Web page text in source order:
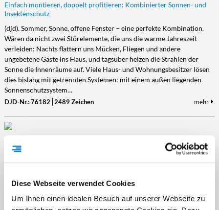
Diese Webseite verwendet Cookies
Um Ihnen einen idealen Besuch auf unserer Webseite zu
Einfach montieren, doppelt profitieren: Kombinierter Sonnen- und
Insektenschutz
(djd). Sommer, Sonne, offene Fenster – eine perfekte Kombination.
Wären da nicht zwei Störelemente, die uns die warme Jahreszeit
verleiden: Nachts flattern uns Mücken, Fliegen und andere
ungebetene Gäste ins Haus, und tagsüber heizen die Strahlen der
Sonne die Innenräume auf. Viele Haus- und Wohnungsbesitzer lösen
dies bislang mit getrennten Systemen: mit einem außen liegenden
Sonnenschutzsystem…
DJD-Nr.: 76182 2489 Zeichen mehr
Warum Schallschutz bei Neubau und Sanierung immer mitgedacht
werden sollte
Rasenmäher aus der Nachbarschaft: Lärm gehört für viele Menschen
zum Alltag. Nach Angaben des Umweltbundesamtes sind in
Deutschland nachts 17,9 Prozent der Bevölkerung von